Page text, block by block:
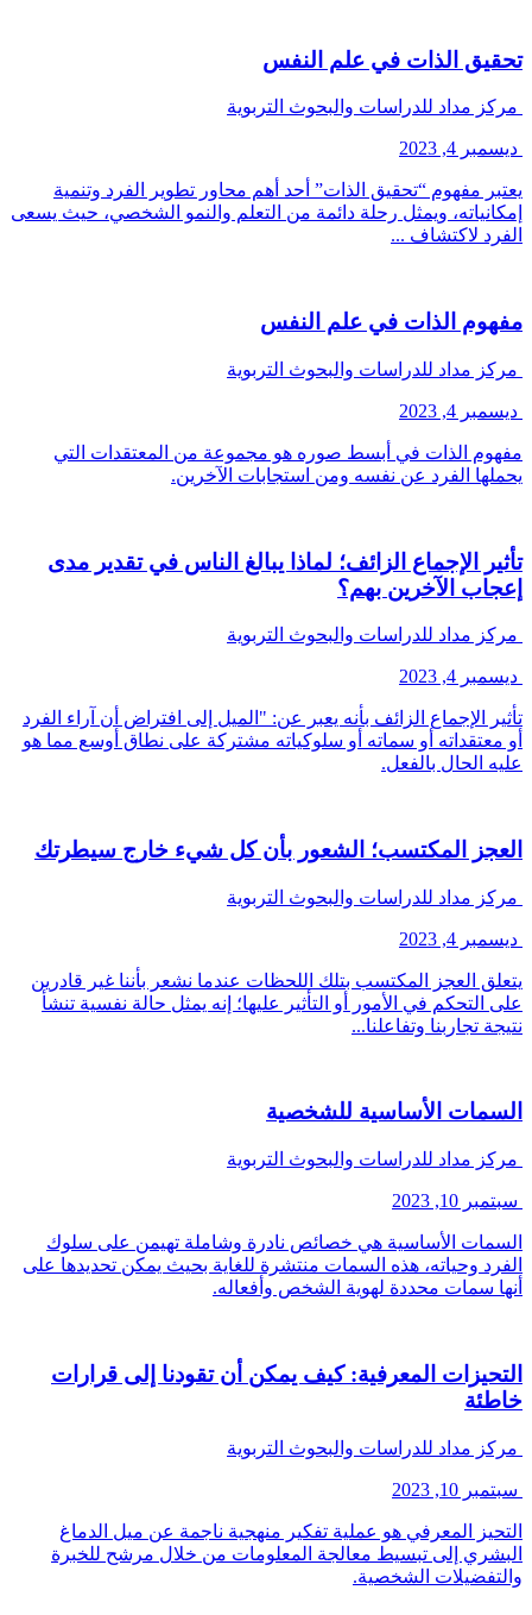
تحقيق الذات في علم النفس
مركز مداد للدراسات والبحوث التربوية
ديسمبر 4, 2023
يعتبر مفهوم “تحقيق الذات” أحد أهم محاور تطوير الفرد وتنمية
إمكانياته، ويمثل رحلة دائمة من التعلم والنمو الشخصي، حيث يسعى
الفرد لاكتشاف ...
مفهوم الذات في علم النفس
مركز مداد للدراسات والبحوث التربوية
ديسمبر 4, 2023
مفهوم الذات في أبسط صوره هو مجموعة من المعتقدات التي
يحملها الفرد عن نفسه ومن استجابات الآخرين.
تأثير الإجماع الزائف؛ لماذا يبالغ الناس في تقدير مدى
إعجاب الآخرين بهم؟
مركز مداد للدراسات والبحوث التربوية
ديسمبر 4, 2023
تأثير الإجماع الزائف بأنه يعبر عن: "الميل إلى افتراض أن آراء الفرد
أو معتقداته أو سماته أو سلوكياته مشتركة على نطاق أوسع مما هو
عليه الحال بالفعل.
العجز المكتسب؛ الشعور بأن كل شيء خارج سيطرتك
مركز مداد للدراسات والبحوث التربوية
ديسمبر 4, 2023
يتعلق العجز المكتسب بتلك اللحظات عندما نشعر بأننا غير قادرين
على التحكم في الأمور أو التأثير عليها؛ إنه يمثل حالة نفسية تنشأ
نتيجة تجاربنا وتفاعلنا...
السمات الأساسية للشخصية
مركز مداد للدراسات والبحوث التربوية
سبتمبر 10, 2023
السمات الأساسية هي خصائص نادرة وشاملة تهيمن على سلوك
الفرد وحياته، هذه السمات منتشرة للغاية بحيث يمكن تحديدها على
أنها سمات محددة لهوية الشخص وأفعاله.
التحيزات المعرفية: كيف يمكن أن تقودنا إلى قرارات
خاطئة
مركز مداد للدراسات والبحوث التربوية
سبتمبر 10, 2023
التحيز المعرفي هو عملية تفكير منهجية ناجمة عن ميل الدماغ
البشري إلى تبسيط معالجة المعلومات من خلال مرشح للخبرة
والتفضيلات الشخصية.